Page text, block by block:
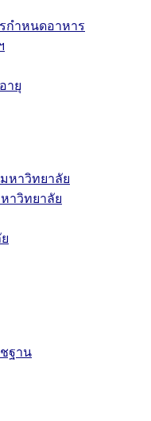
กำหนดอาหาร
ายุ
หาวิทยาลัย
าวิทยาลัย
ฐาน